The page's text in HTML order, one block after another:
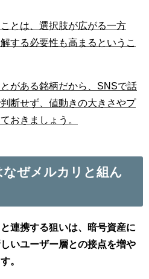
とは、選択肢が広がる一方
する必要性も高まるというこ
がある銘柄だから、SNSで話
断せず、値動きの大きさやプ
おきましょう。
ぜメルカリと組ん
連携する狙いは、暗号資産に
いユーザー層との接点を増や
。